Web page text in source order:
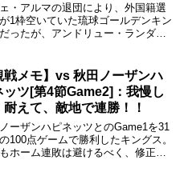
・アルマの退団により、外国籍選
1枠空いていた琉球ゴールデンキン
ったが、アンドリュー・ランダル
テランだ。ランダルに期待する役割
しつつ、短期契約満了後に加入す
についても考える。
戦メモ】vs 秋田ノーザンハ
ッツ[第4節Game2]：我慢し
耐えて、敵地で連勝！！
ーザンハピネッツとのGame1を31
100点ゲームで勝利したキングス。
ホーム連敗は避けるべく、修正し